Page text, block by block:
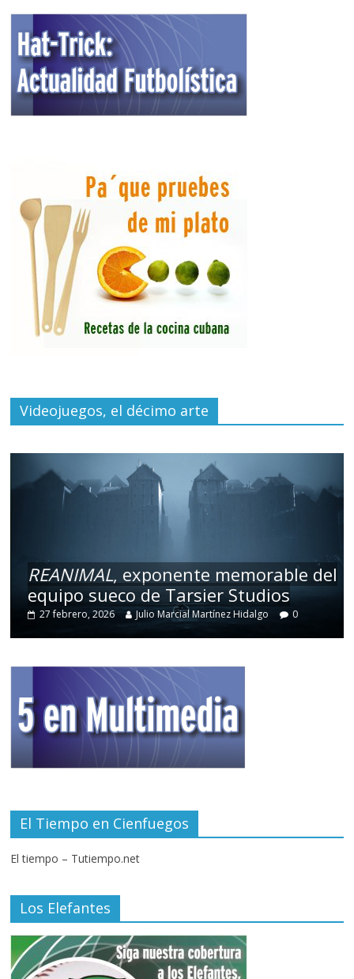
Videojuegos, el décimo arte
REANIMAL, exponente memorable del
equipo sueco de Tarsier Studios
27 febrero, 2026 Julio Marcial Martínez Hidalgo 0
El Tiempo en Cienfuegos
El tiempo – Tutiempo.net
Los Elefantes